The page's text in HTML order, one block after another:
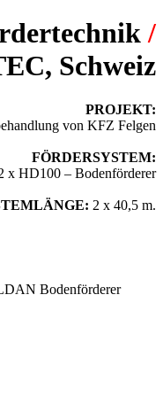
/
Schweiz
PROJEKT:
von KFZ Felgen
FÖRDERSYSTEM:
x HD100 – Bodenförderer
2 x 40,5 m.
Bodenförderer